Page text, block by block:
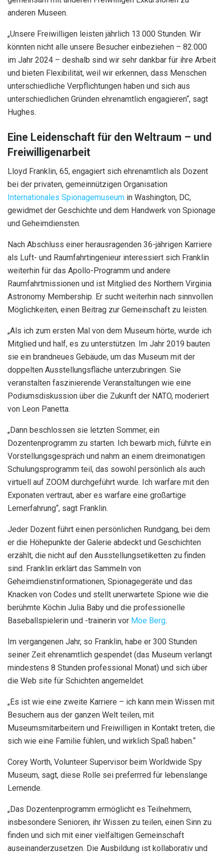
anderen Museen.
„Unsere Freiwilligen leisten jährlich 13.000 Stunden. Wir
könnten nicht alle unsere Besucher einbeziehen – 82.000
im Jahr 2024 – deshalb sind wir sehr dankbar für ihre Arbeit
und bieten Flexibilität, weil wir erkennen, dass Menschen
unterschiedliche Verpflichtungen haben und sich aus
unterschiedlichen Gründen ehrenamtlich engagieren“, sagt
Hughes.
Eine Leidenschaft für den Weltraum – und
Freiwilligenarbeit
Lloyd Franklin, 65, engagiert sich ehrenamtlich als Dozent
bei der privaten, gemeinnützigen Organisation
Internationales Spionagemuseum in Washington, DC,
gewidmet der Geschichte und dem Handwerk von Spionage
und Geheimdiensten.
Nach Abschluss einer herausragenden 36-jährigen Karriere
als Luft- und Raumfahrtingenieur interessiert sich Franklin
weiterhin für das Apollo-Programm und andere
Raumfahrtmissionen und ist Mitglied des Northern Virginia
Astronomy Membership. Er sucht weiterhin nach sinnvollen
Möglichkeiten, einen Beitrag zur Gemeinschaft zu leisten.
„Als ich zum ersten Mal von dem Museum hörte, wurde ich
Mitglied und half, es zu unterstützen. Im Jahr 2019 bauten
sie ein brandneues Gebäude, um das Museum mit der
doppelten Ausstellungsfläche unterzubringen. Sie
veranstalten faszinierende Veranstaltungen wie eine
Podiumsdiskussion über die Zukunft der NATO, moderiert
von Leon Panetta.
„Dann beschlossen sie letzten Sommer, ein
Dozentenprogramm zu starten. Ich bewarb mich, führte ein
Vorstellungsgespräch und nahm an einem dreimonatigen
Schulungsprogramm teil, das sowohl persönlich als auch
virtuell auf ZOOM durchgeführt wurde. Ich warfare mit den
Exponaten vertraut, aber es warfare eine großartige
Lernerfahrung“, sagt Franklin.
Jeder Dozent führt einen persönlichen Rundgang, bei dem
er die Höhepunkte der Galerie abdeckt und Geschichten
erzählt, die nicht auf den Ausstellungsetiketten zu finden
sind. Franklin erklärt das Sammeln von
Geheimdienstinformationen, Spionagegeräte und das
Knacken von Codes und stellt unerwartete Spione wie die
berühmte Köchin Julia Baby und die professionelle
Baseballspielerin und -trainerin vor Moe Berg.
Im vergangenen Jahr, so Franklin, habe er 300 Stunden
seiner Zeit ehrenamtlich gespendet (das Museum verlangt
mindestens 8 Stunden professional Monat) und sich über
die Web site für Schichten angemeldet.
„Es ist wie eine zweite Karriere – ich kann mein Wissen mit
Besuchern aus der ganzen Welt teilen, mit
Museumsmitarbeitern und Freiwilligen in Kontakt treten, die
sich wie eine Familie fühlen, und wirklich Spaß haben.“
Corey Worth, Volunteer Supervisor beim Worldwide Spy
Museum, sagt, diese Rolle sei preferrred für lebenslange
Lernende.
„Das Dozentenprogramm ermöglicht es Teilnehmern,
insbesondere Senioren, ihr Wissen zu teilen, einen Sinn zu
finden und sich mit einer vielfältigen Gemeinschaft
auseinanderzusetzen. Die Ausbildung ist kollaborativ und